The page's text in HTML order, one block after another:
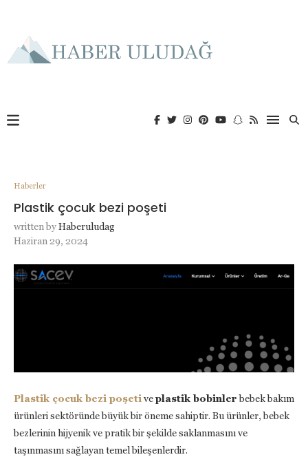
Haberler
Plastik çocuk bezi poşeti
written byHaberuludag
Haziran 29, 2024
Plastik çocuk bezi poşetiveplastik bobinlerbebek bakım
ürünleri sektöründe büyük bir öneme sahiptir. Bu ürünler, bebek
bezlerinin hijyenik ve pratik bir şekilde saklanmasını ve
taşınmasını sağlayan temel bileşenlerdir.